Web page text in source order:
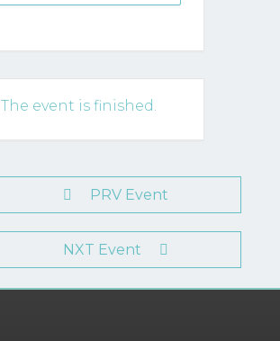
The event is finished.
PRV Event
NXT Event